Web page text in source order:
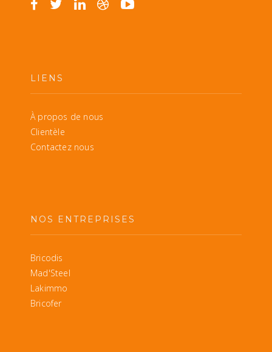
LIENS
À propos de nous
Clientèle
Contactez nous
NOS ENTREPRISES
Bricodis
Mad'Steel
Lakimmo
Bricofer